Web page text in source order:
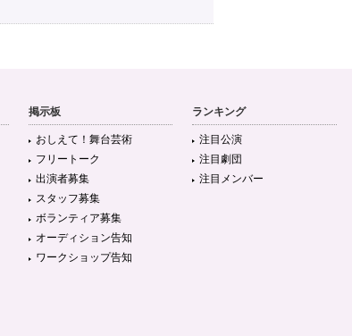
掲示板
おしえて！舞台芸術
フリートーク
出演者募集
スタッフ募集
ボランティア募集
オーディション告知
ワークショップ告知
ランキング
注目公演
注目劇団
注目メンバー